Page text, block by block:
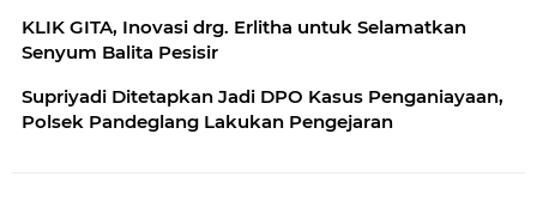
KLIK GITA, Inovasi drg. Erlitha untuk Selamatkan
Senyum Balita Pesisir
Supriyadi Ditetapkan Jadi DPO Kasus Penganiayaan,
Polsek Pandeglang Lakukan Pengejaran